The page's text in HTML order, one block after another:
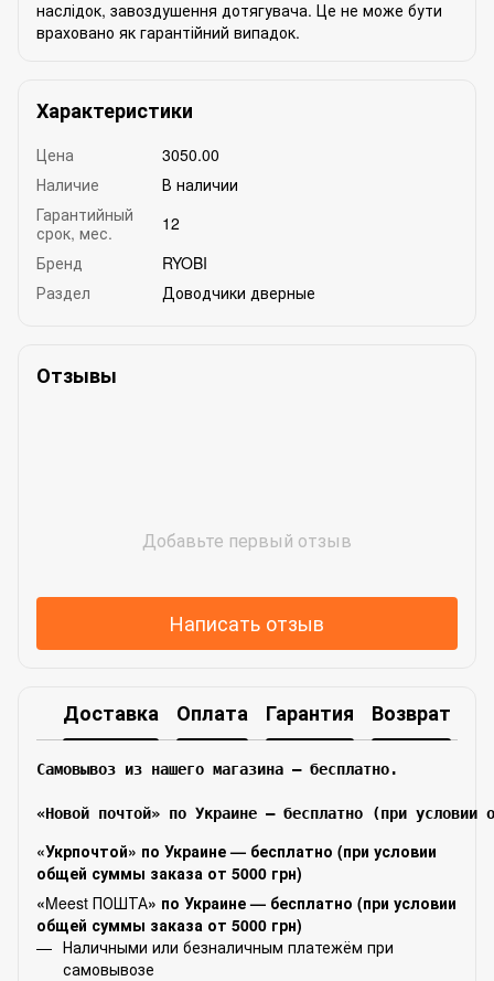
наслідок, завоздушення дотягувача. Це не може бути
враховано як гарантійний випадок.
Характеристики
Цена
3050.00
Наличие
В наличии
Гарантийный
срок, мес.
12
Бренд
RYOBI
Раздел
Доводчики дверные
Отзывы
Добавьте первый отзыв
Написать отзыв
Доставка Оплата Гарантия Возврат
Самовывоз из нашего магазина – бесплатно.
«Новой почтой» по Украине — бесплатно (при условии
«Укрпочтой» по Украине — бесплатно (при условии
общей суммы заказа от 5000 грн)
«Meest ПОШТА» по Украине — бесплатно (при условии
общей суммы заказа от 5000 грн)
Наличными или безналичным платежём при
самовывозе